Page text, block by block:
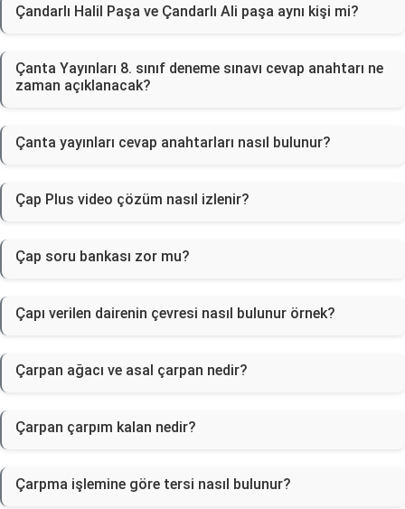
Çandarlı Halil Paşa ve Çandarlı Ali paşa aynı kişi mi?
Çanta Yayınları 8. sınıf deneme sınavı cevap anahtarı ne
zaman açıklanacak?
Çanta yayınları cevap anahtarları nasıl bulunur?
Çap Plus video çözüm nasıl izlenir?
Çap soru bankası zor mu?
Çapı verilen dairenin çevresi nasıl bulunur örnek?
Çarpan ağacı ve asal çarpan nedir?
Çarpan çarpım kalan nedir?
Çarpma işlemine göre tersi nasıl bulunur?